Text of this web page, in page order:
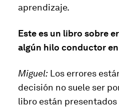
aprendizaje.
Este es un libro sobre
algún hilo conductor
Miguel: Los errores
decisión no suele ser
libro están